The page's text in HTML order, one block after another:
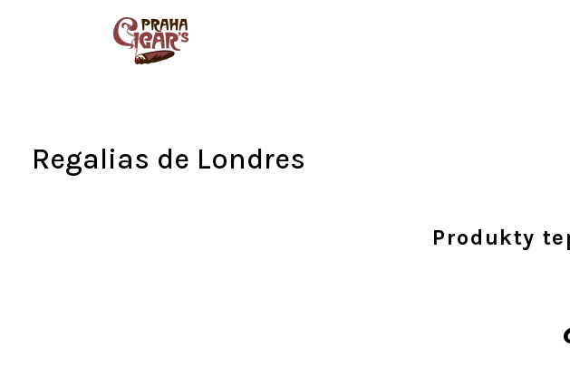
Regalias de Londres
Produkty